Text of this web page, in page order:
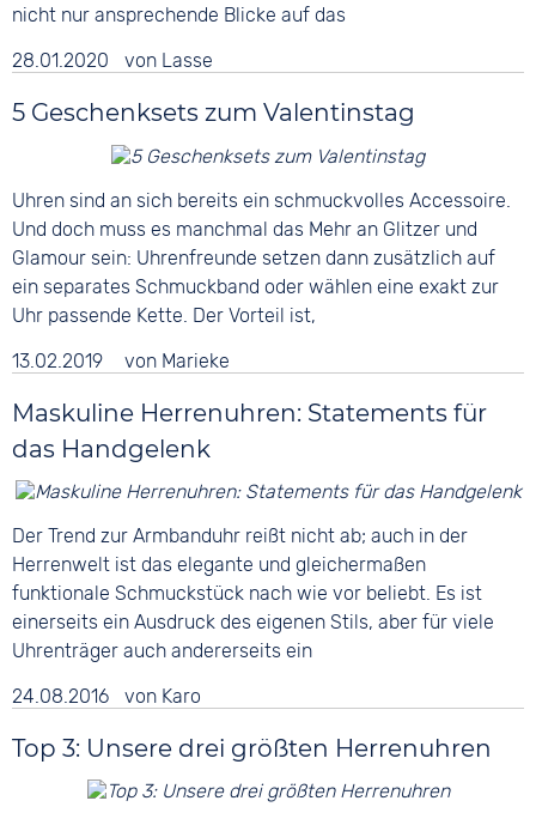
nicht nur ansprechende Blicke auf das
28.01.2020
von Lasse
5 Geschenksets zum Valentinstag
Uhren sind an sich bereits ein schmuckvolles Accessoire.
Und doch muss es manchmal das Mehr an Glitzer und
Glamour sein: Uhrenfreunde setzen dann zusätzlich auf
ein separates Schmuckband oder wählen eine exakt zur
Uhr passende Kette. Der Vorteil ist,
13.02.2019
von Marieke
Maskuline Herrenuhren: Statements für
das Handgelenk
Der Trend zur Armbanduhr reißt nicht ab; auch in der
Herrenwelt ist das elegante und gleichermaßen
funktionale Schmuckstück nach wie vor beliebt. Es ist
einerseits ein Ausdruck des eigenen Stils, aber für viele
Uhrenträger auch andererseits ein
24.08.2016
von Karo
Top 3: Unsere drei größten Herrenuhren